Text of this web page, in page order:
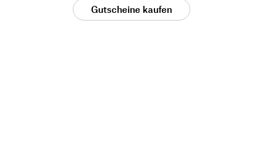
Gutscheine kaufen